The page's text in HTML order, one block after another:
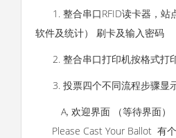
1. 整合串口RFID读卡器，
软件及统计） 刷卡及输入密码
2. 整合串口打印机按格式打
3. 投票四个不同流程步骤显
A, 欢迎界面 （等待界面）
Please Cast Your Ballot 有